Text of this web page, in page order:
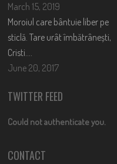
March 15, 2019
Moroiul care bântuie liber pe
sticlă. Tare urât îmbătrânești,
Cristi….
June 20, 2017
TWITTER FEED
Could not authenticate you.
CONTACT